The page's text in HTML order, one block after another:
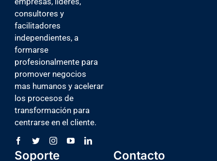
consultores y
facilitadores
independientes, a
formarse
profesionalmente para
promover negocios
mas humanos y acelerar
los procesos de
transformación para
centrarse en el cliente.
Soporte Contacto